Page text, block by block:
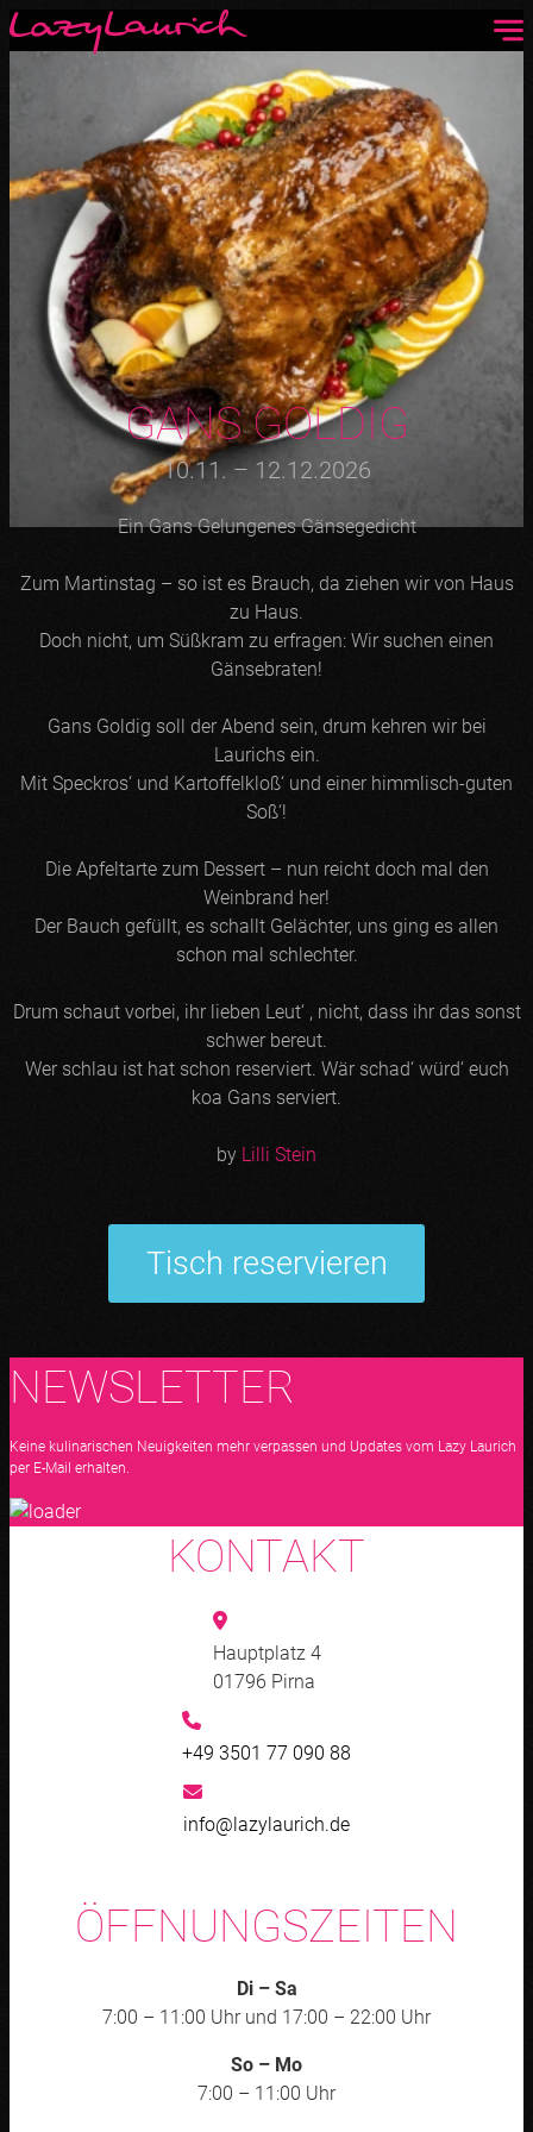
GANS GOLDIG
10.11. – 12.12.2026
Ein Gans Gelungenes Gänsegedicht
Zum Martinstag – so ist es Brauch, da ziehen wir von Haus
zu Haus.
Doch nicht, um Süßkram zu erfragen: Wir suchen einen
Gänsebraten!
Gans Goldig soll der Abend sein, drum kehren wir bei
Laurichs ein.
Mit Speckros‘ und Kartoffelkloß‘ und einer himmlisch-guten
Soß‘!
Die Apfeltarte zum Dessert – nun reicht doch mal den
Weinbrand her!
Der Bauch gefüllt, es schallt Gelächter, uns ging es allen
schon mal schlechter.
Drum schaut vorbei, ihr lieben Leut‘ ,­ nicht, dass ihr das sonst
schwer bereut.
Wer schlau ist hat schon reserviert. Wär schad‘ würd‘ euch
koa Gans serviert.
by Lilli Stein
Tisch reservieren
NEWSLETTER
Keine kulinarischen Neuigkeiten mehr verpassen und Updates vom Lazy Laurich
per E-Mail erhalten.
KONTAKT
Hauptplatz 4
01796 Pirna
+49 3501 77 090 88
info@lazylaurich.de
ÖFFNUNGSZEITEN
Di – Sa
7:00 – 11:00 Uhr und 17:00 – 22:00 Uhr
So – Mo
7:00 – 11:00 Uhr